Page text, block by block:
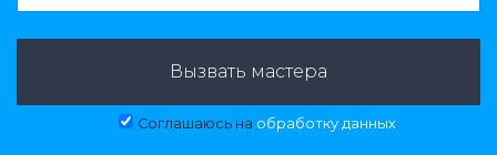
Вызвать мастера
Соглашаюсь на обработку данных